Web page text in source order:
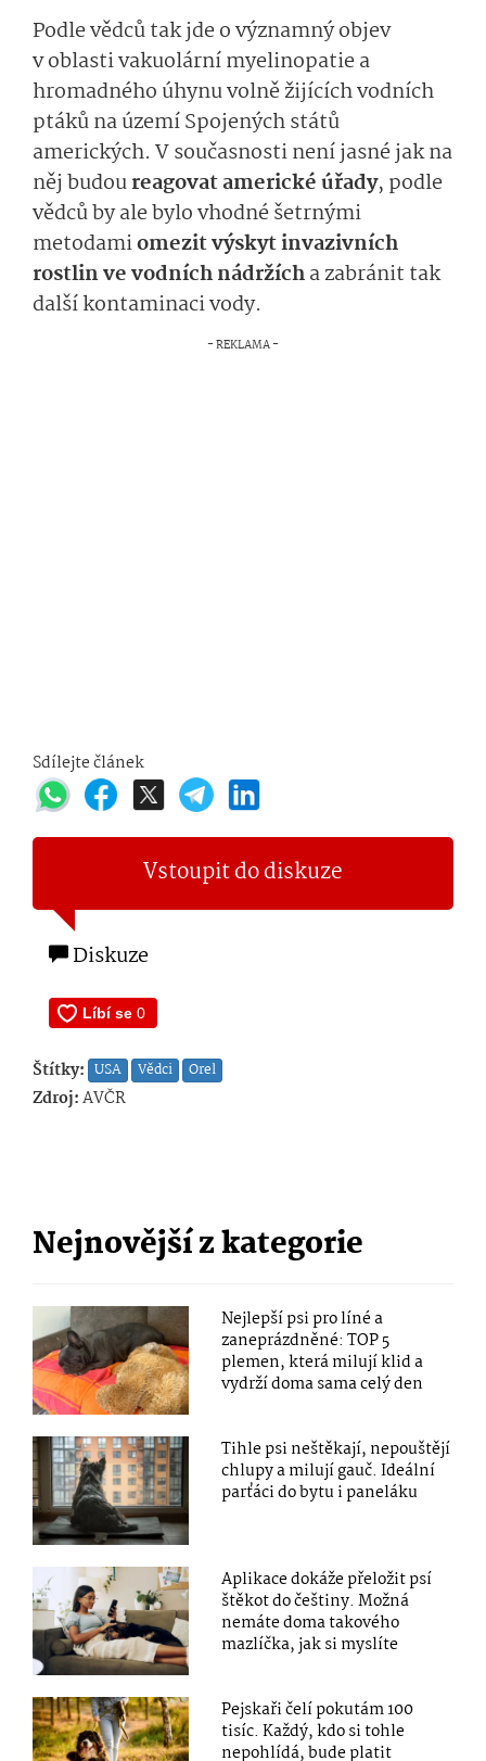
Podle vědců tak jde o významný objev
v oblasti vakuolární myelinopatie a
hromadného úhynu volně žijících vodních
ptáků na území Spojených států
amerických. V současnosti není jasné jak na
něj budoureagovat americké úřady, podle
vědců by ale bylo vhodné šetrnými
metodamiomezit výskyt invazivních
rostlin ve vodních nádržícha zabránit tak
další kontaminaci vody.
Sdílejte článek
Vstoupit do diskuze
Diskuze
Štítky: USA Vědci Orel
Zdroj:AVČR
Nejnovější z kategorie
Nejlepší psi pro líné a
zaneprázdněné: TOP 5
plemen, která milují klid a
vydrží doma sama celý den
Tihle psi neštěkají, nepouštějí
chlupy a milují gauč. Ideální
parťáci do bytu i paneláku
Aplikace dokáže přeložit psí
štěkot do češtiny. Možná
nemáte doma takového
mazlíčka, jak si myslíte
Pejskaři čelí pokutám 100
tisíc. Každý, kdo si tohle
nepohlídá, bude platit